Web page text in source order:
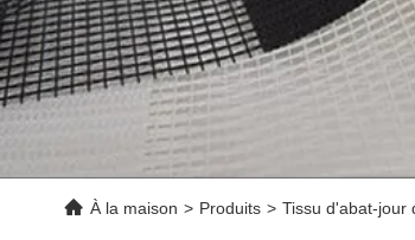
À la maison > Produits > Tissu d'abat-jour